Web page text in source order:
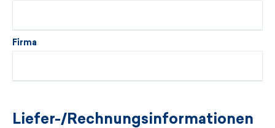
Firma
Liefer-/Rechnungsinformationen